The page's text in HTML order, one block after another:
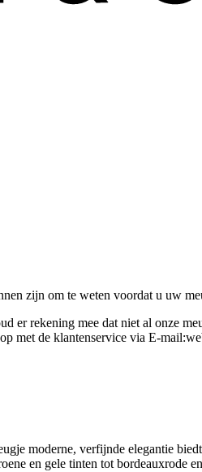
zijn om te weten voordat u uw
er rekening mee dat niet al onze
met de klantenservice via E-
moderne, verfijnde elegantie
en gele tinten tot bordeauxrode